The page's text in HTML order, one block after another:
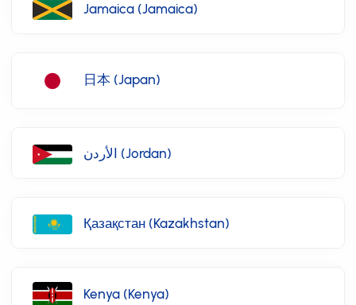
Jamaica (Jamaica)
日本 (Japan)
الأردن (Jordan)
Қазақстан (Kazakhstan)
Kenya (Kenya)